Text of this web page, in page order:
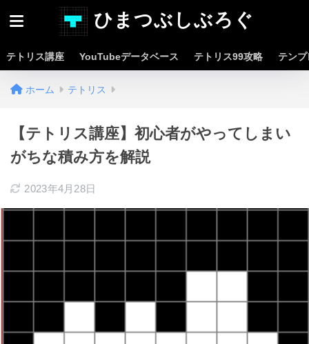
ひまつぶしぶろぐ
テトリス講座 YouTubeデータベース テトリス99攻略 テン
ホーム テトリス
【テトリス講座】初心者がやってしまい
がちな積み方を解説
2023年4月28日